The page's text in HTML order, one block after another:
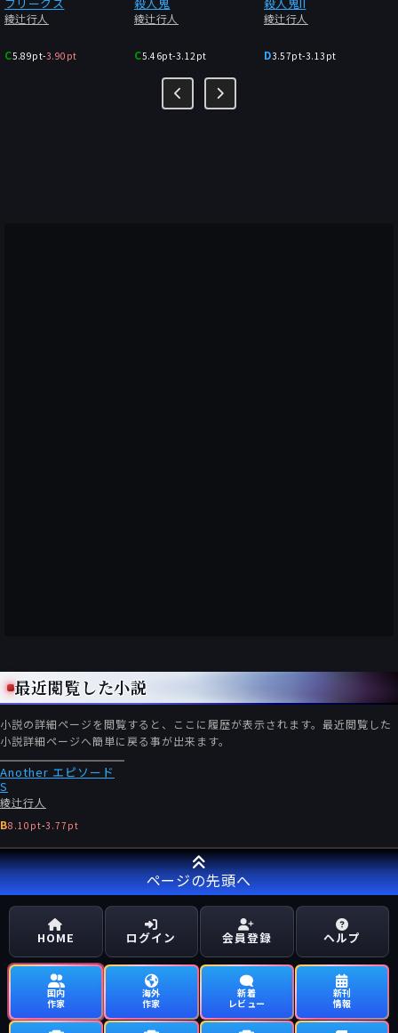
綾辻行人
C5.89pt-3.90pt
綾辻行人
C5.46pt-3.12pt
綾辻行人
D3.57pt-3.13pt
最近閲覧した小説
小説の詳細ページを閲覧すると、ここに履歴が表示されます。最近閲覧した
小説詳細ページへ簡単に戻る事が出来ます。
Another エピソード
S
綾辻行人
B8.10pt-3.77pt
ページの先頭へ
HOME ログイン 会員登録 ヘルプ
国内
作家
海外
作家
新着
レビュー
新刊
情報